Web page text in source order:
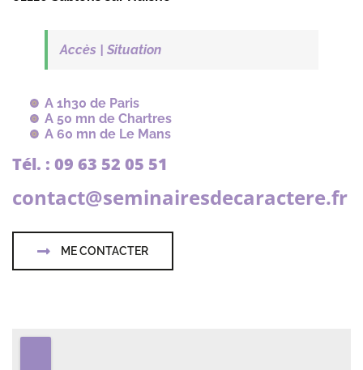
Accès | Situation
A 1h30 de Paris
A 50 mn de Chartres
A 60 mn de Le Mans
Tél. : 09 63 52 05 51
contact@seminairesdecaractere.fr
ME CONTACTER